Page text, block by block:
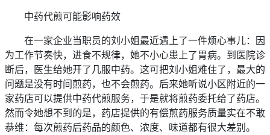
中药代煎可能影响药效
在一家企业当职员的刘小姐最近遇上了一件烦心事儿：因
为工作节奏快，进食不规律，她不小心患上了胃病。到医院诊
断后，医生给她开了几服中药。这可把刘小姐难住了，最大的
问题是没有时间煎药，也不会煎药。后来她听说小区附近的一
家药店可以提供中药代煎服务，于是就将煎药委托给了药店。
然而令她想不到的是，药店提供的有偿煎药服务质量实在不敢
恭维：每次煎药后药品的颜色、浓度、味道都有很大差别。